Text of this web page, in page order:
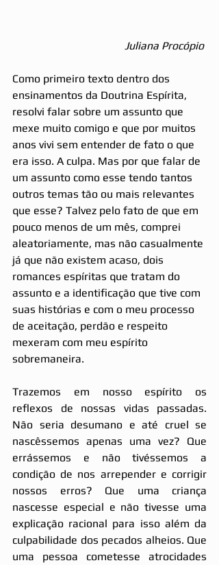
Juliana Procópio
Como primeiro texto dentro dos
ensinamentos da Doutrina Espírita,
resolvi falar sobre um assunto que
mexe muito comigo e que por muitos
anos vivi sem entender de fato o que
era isso. A culpa. Mas por que falar de
um assunto como esse tendo tantos
outros temas tão ou mais relevantes
que esse? Talvez pelo fato de que em
pouco menos de um mês, comprei
aleatoriamente, mas não casualmente
já que não existem acaso, dois
romances espíritas que tratam do
assunto e a identificação que tive com
suas histórias e com o meu processo
de aceitação, perdão e respeito
mexeram com meu espírito
sobremaneira.
Trazemos em nosso espírito os
reflexos de nossas vidas passadas.
Não seria desumano e até cruel se
nascêssemos apenas uma vez? Que
errássemos e não tivéssemos a
condição de nos arrepender e corrigir
nossos erros? Que uma criança
nascesse especial e não tivesse uma
explicação racional para isso além da
culpabilidade dos pecados alheios. Que
uma pessoa cometesse atrocidades